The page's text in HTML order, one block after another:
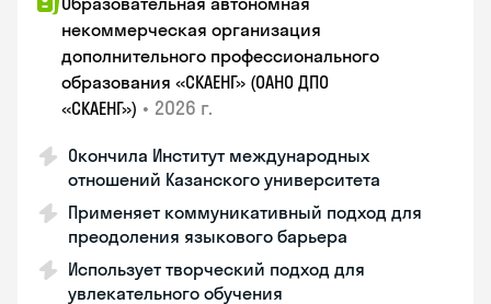
некоммерческая организация
дополнительного профессионального
образования «СКАЕНГ» (ОАНО ДПО
«СКАЕНГ») • 2026 г.
Окончила Институт международных
отношений Казанского университета
Применяет коммуникативный подход для
преодоления языкового барьера
Использует творческий подход для
увлекательного обучения